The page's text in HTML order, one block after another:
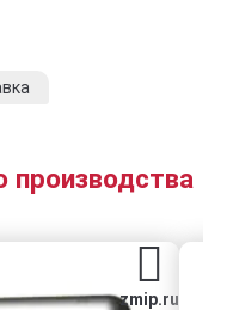
производства
zmip.ru